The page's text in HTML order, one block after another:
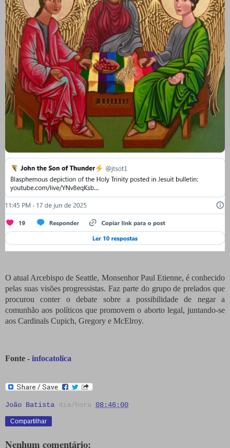
O atual Arcebispo de Seattle, Monsenhor Paul Etienne, é conhecido
pelas suas visões progressistas. Faz parte do grupo de prelados que
procurou conter o debate sobre a possibilidade de negar a
comunhão aos políticos que promovem o aborto legal, juntando-se
aos Cardinals Cupich, Gregory e McElroy.
Fonte - infocatolica
João Batista dia/hora 08:46:00
Compartilhar
Nenhum comentário: